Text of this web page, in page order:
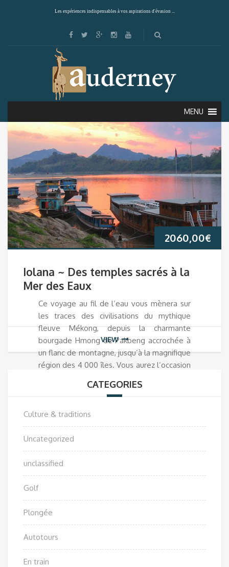
Les expériences indispensables à vos aspirations d'évasion ...
MENU
Showing the single result
Default sorting
2060,00€
Iolana ~ Des temples sacrés à la
Mer des Eaux
Ce voyage au fil de l’eau vous mènera sur
les traces des civilisations du mythique
fleuve Mékong, depuis la charmante
bourgade Hmong de Pakbeng accrochée à
un flanc de montagne, jusqu’à la magnifique
région des 4 000 îles. Vous aurez l’occasion
paysages paradisiaques…
VIEW
CATEGORIES
Culture & traditions
Uncategorized
unclassified
Golf
Plongée
Autotours
En train